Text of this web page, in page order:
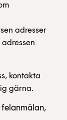
adresser
kontakta
gärna.